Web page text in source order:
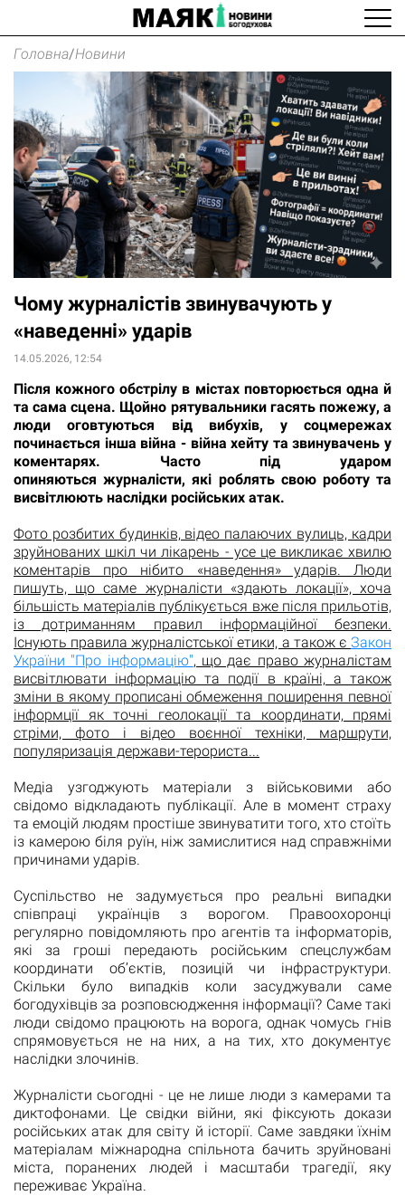
Головна/Новини
Чому журналістів звинувачують у
«наведенні» ударів
14.05.2026, 12:54
Після кожного обстрілу в містах повторюється одна й
та сама сцена. Щойно рятувальники гасять пожежу, а
люди оговтуються від вибухів, у соцмережах
починається інша війна - війна хейту та звинувачень у
коментарях. Часто під ударом
опиняються журналісти, які роблять свою роботу та
висвітлюють наслідки російських атак.
Фото розбитих будинків, відео палаючих вулиць, кадри
зруйнованих шкіл чи лікарень - усе це викликає хвилю
коментарів про нібито «наведення» ударів. Люди
пишуть, що саме журналісти «здають локації», хоча
більшість матеріалів публікується вже після прильотів,
із дотриманням правил інформаційної безпеки.
Існують правила журналістської етики, а також є Закон
України "Про інформацію", що дає право журналістам
висвітлювати інформацію та події в країні, а також
зміни в якому прописані обмеження поширення певної
інформції як точні геолокації та координати, прямі
стріми, фото і відео воєнної техніки, маршрути,
популяризація держави-терориста...
Медіа узгоджують матеріали з військовими або
свідомо відкладають публікації. Але в момент страху
та емоцій людям простіше звинуватити того, хто стоїть
із камерою біля руїн, ніж замислитися над справжніми
причинами ударів.
Суспільство не задумується про реальні випадки
співпраці українців з ворогом. Правоохоронці
регулярно повідомляють про агентів та інформаторів,
які за гроші передають російським спецслужбам
координати об’єктів, позицій чи інфраструктури.
Скільки було випадків коли засуджували саме
богодухівців за розповсюдження інформації? Саме такі
люди свідомо працюють на ворога, однак чомусь гнів
спрямовується не на них, а на тих, хто документує
наслідки злочинів.
Журналісти сьогодні - це не лише люди з камерами та
диктофонами. Це свідки війни, які фіксують докази
російських атак для світу й історії. Саме завдяки їхнім
матеріалам міжнародна спільнота бачить зруйновані
міста, поранених людей і масштаби трагедії, яку
переживає Україна.